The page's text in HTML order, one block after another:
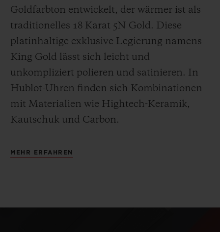
Goldfarbton entwickelt, der wärmer ist als
traditionelles 18 Karat 5N Gold. Diese
platinhaltige exklusive Legierung namens
King Gold lässt sich leicht und
unkompliziert polieren und satinieren. In
Hublot-Uhren finden sich Kombinationen
mit Materialien wie Hightech-Keramik,
Kautschuk und Carbon.
MEHR ERFAHREN